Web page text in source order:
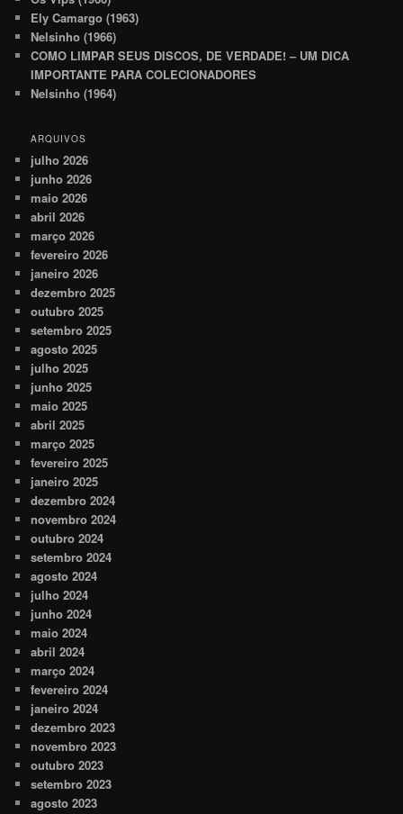
Ely Camargo (1963)
Nelsinho (1966)
COMO LIMPAR SEUS DISCOS, DE VERDADE! – UM DICA
IMPORTANTE PARA COLECIONADORES
Nelsinho (1964)
ARQUIVOS
julho 2026
junho 2026
maio 2026
abril 2026
março 2026
fevereiro 2026
janeiro 2026
dezembro 2025
outubro 2025
setembro 2025
agosto 2025
julho 2025
junho 2025
maio 2025
abril 2025
março 2025
fevereiro 2025
janeiro 2025
dezembro 2024
novembro 2024
outubro 2024
setembro 2024
agosto 2024
julho 2024
junho 2024
maio 2024
abril 2024
março 2024
fevereiro 2024
janeiro 2024
dezembro 2023
novembro 2023
outubro 2023
setembro 2023
agosto 2023